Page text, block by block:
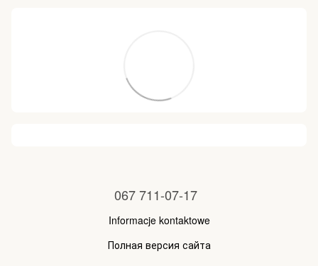
067 711-07-17
Informacje kontaktowe
Полная версия сайта